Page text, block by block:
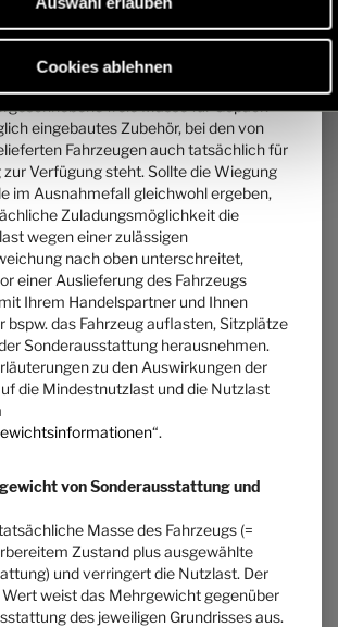
Cookies ablehnen
Videos
Masse der bestellbaren
Diese Begrenzung soll
freie Masse für Gepäck
eingebautes Zubehör, bei den von
Fahrzeugen auch tatsächlich für
zur Verfügung steht. Sollte die Wiegung
im Ausnahmefall gleichwohl ergeben,
Zuladungsmöglichkeit die
wegen einer zulässigen
nach oben unterschreitet,
einer Auslieferung des Fahrzeugs
Ihrem Handelspartner und Ihnen
bspw. das Fahrzeug auflasten, Sitzplätze
Sonderausstattung herausnehmen.
zu den Auswirkungen der
die Mindestnutzlast und die Nutzlast
“.
von Sonderausstattung und
Masse des Fahrzeugs (=
Zustand plus ausgewählte
und verringert die Nutzlast. Der
weist das Mehrgewicht gegenüber
des jeweiligen Grundrisses aus.